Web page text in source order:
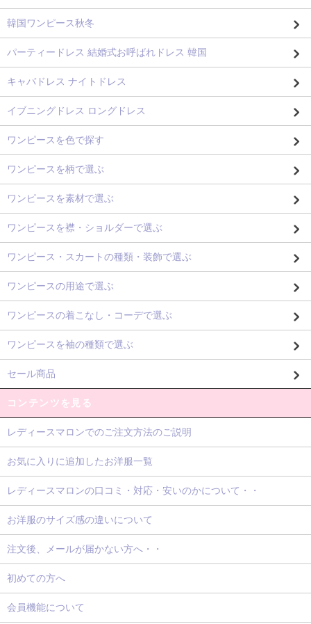
韓国ワンピース秋冬
パーティードレス 結婚式お呼ばれドレス 韓国
キャバドレス ナイトドレス
イブニングドレス ロングドレス
ワンピースを色で探す
ワンピースを柄で選ぶ
ワンピースを素材で選ぶ
ワンピースを襟・ショルダーで選ぶ
ワンピース・スカートの種類・装飾で選ぶ
ワンピースの用途で選ぶ
ワンピースの着こなし・コーデで選ぶ
ワンピースを袖の種類で選ぶ
セール商品
コンテンツを見る
レディースマロンでのご注文方法のご説明
お気に入りに追加したお洋服一覧
レディースマロンの口コミ・対応・安いのかについて・・
お洋服のサイズ感の違いについて
注文後、メールが届かない方へ・・
初めての方へ
会員機能について